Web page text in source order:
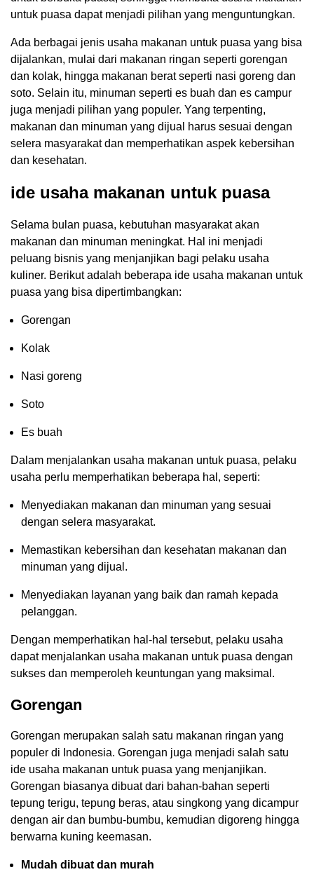
untuk puasa dapat menjadi pilihan yang menguntungkan.
Ada berbagai jenis usaha makanan untuk puasa yang bisa
dijalankan, mulai dari makanan ringan seperti gorengan
dan kolak, hingga makanan berat seperti nasi goreng dan
soto. Selain itu, minuman seperti es buah dan es campur
juga menjadi pilihan yang populer. Yang terpenting,
makanan dan minuman yang dijual harus sesuai dengan
selera masyarakat dan memperhatikan aspek kebersihan
dan kesehatan.
ide usaha makanan untuk puasa
Selama bulan puasa, kebutuhan masyarakat akan
makanan dan minuman meningkat. Hal ini menjadi
peluang bisnis yang menjanjikan bagi pelaku usaha
kuliner. Berikut adalah beberapa ide usaha makanan untuk
puasa yang bisa dipertimbangkan:
Gorengan
Kolak
Nasi goreng
Soto
Es buah
Dalam menjalankan usaha makanan untuk puasa, pelaku
usaha perlu memperhatikan beberapa hal, seperti:
Menyediakan makanan dan minuman yang sesuai
dengan selera masyarakat.
Memastikan kebersihan dan kesehatan makanan dan
minuman yang dijual.
Menyediakan layanan yang baik dan ramah kepada
pelanggan.
Dengan memperhatikan hal-hal tersebut, pelaku usaha
dapat menjalankan usaha makanan untuk puasa dengan
sukses dan memperoleh keuntungan yang maksimal.
Gorengan
Gorengan merupakan salah satu makanan ringan yang
populer di Indonesia. Gorengan juga menjadi salah satu
ide usaha makanan untuk puasa yang menjanjikan.
Gorengan biasanya dibuat dari bahan-bahan seperti
tepung terigu, tepung beras, atau singkong yang dicampur
dengan air dan bumbu-bumbu, kemudian digoreng hingga
berwarna kuning keemasan.
Mudah dibuat dan murah